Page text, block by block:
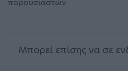
παρουσιαστών
Μπορεί επίσης να σε